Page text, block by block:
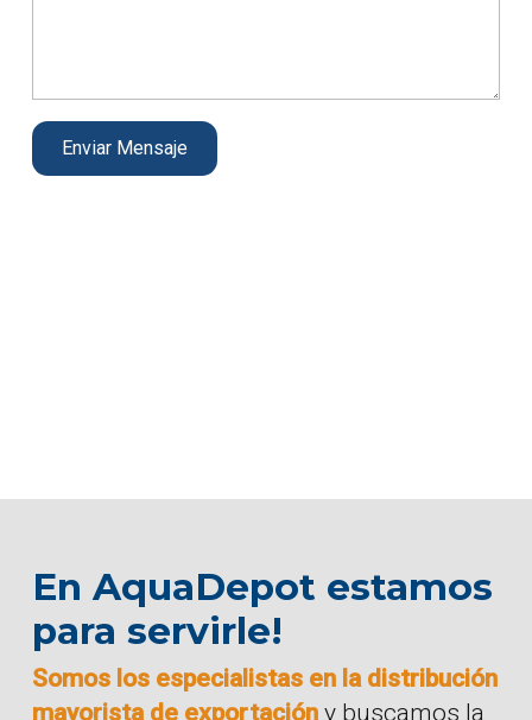
En AquaDepot estamos
para servirle!
Somos los especialistas en la distribución
mayorista de exportacióny buscamos la